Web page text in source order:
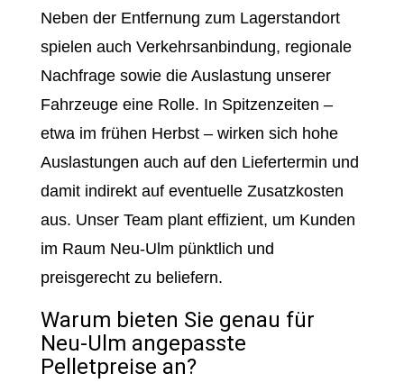
Neben der Entfernung zum Lagerstandort
spielen auch Verkehrsanbindung, regionale
Nachfrage sowie die Auslastung unserer
Fahrzeuge eine Rolle. In Spitzenzeiten –
etwa im frühen Herbst – wirken sich hohe
Auslastungen auch auf den Liefertermin und
damit indirekt auf eventuelle Zusatzkosten
aus. Unser Team plant effizient, um Kunden
im Raum Neu-Ulm pünktlich und
preisgerecht zu beliefern.
Warum bieten Sie genau für
Neu-Ulm angepasste
Pelletpreise an?